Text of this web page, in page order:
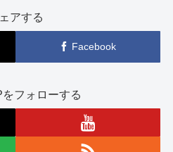
アする
Facebook
フォローする